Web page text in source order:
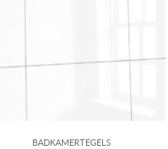
BADKAMERTEGELS